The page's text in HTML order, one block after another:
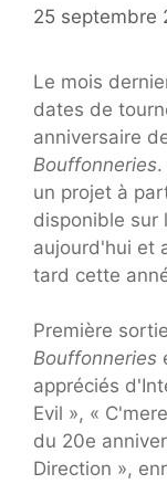
25 septembre
Le mois
dates de
anniversaire
Bouffonneries
un projet à
disponible sur
aujourd'hui et
tard cette
Première
Bouffonneries
appréciés
Evil », «
du 20e
Direction »,